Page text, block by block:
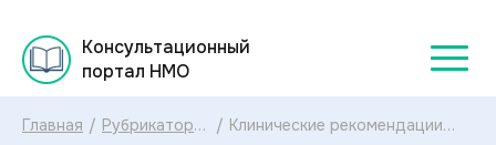
Консультационный
портал НМО
Главная / Рубрикатор
/ Клинические рекомендации